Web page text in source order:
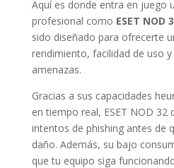
Aquí es donde entra en juego
profesional como ESET NOD
sido diseñado para ofrecerte
rendimiento, facilidad de uso
amenazas.
Gracias a sus capacidades
en tiempo real, ESET NOD 32
intentos de phishing antes de
daño. Además, su bajo
que tu equipo siga